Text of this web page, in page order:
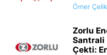
Ömer Çelik
Zorlu
Santrali
Çekti: